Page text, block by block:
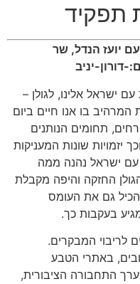
תפקיד
יועז הנדל, שר
דורון-יניב
ישראל אלינו, לגולן –
המרהיב בו אנו חיים ביום
, תחומים הנותנים
יזמויות שונות המעניקות
עם ישראל נהנה ממה
החזקה והיפה מקבלת
גם את העומס
בעקבות כך.
לריבוי המבקרים.
, באתרי הטבע
התחבורה הציבורית,